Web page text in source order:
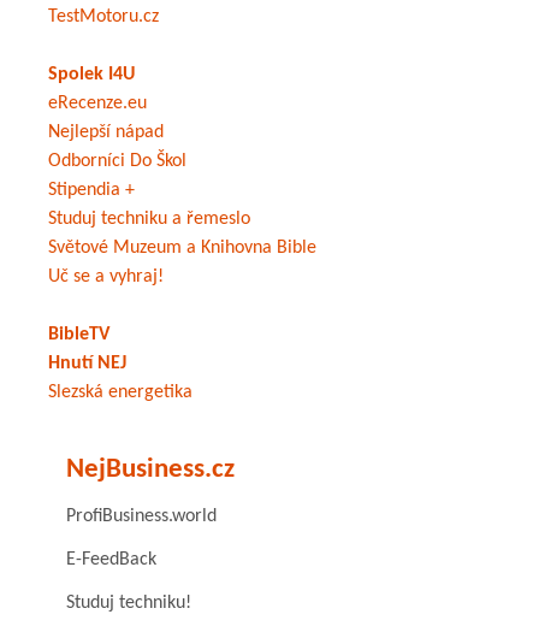
TestMotoru.cz
Spolek I4U
eRecenze.eu
Nejlepší nápad
Odborníci Do Škol
Stipendia +
Studuj techniku a řemeslo
Světové Muzeum a Knihovna Bible
Uč se a vyhraj!
BibleTV
Hnutí NEJ
Slezská energetika
NejBusiness.cz
ProfiBusiness.world
E-FeedBack
Studuj techniku!